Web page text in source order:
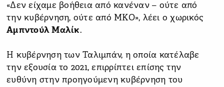
«Δεν είχαμε βοήθεια από κανέναν – ούτε από
την κυβέρνηση, ούτε από ΜΚΟ», λέει ο χωρικός
Αμπντούλ Μαλίκ.
Η κυβέρνηση των Ταλιμπάν, η οποία κατέλαβε
την εξουσία το 2021, επιρρίπτει επίσης την
ευθύνη στην προηγούμενη κυβέρνηση του